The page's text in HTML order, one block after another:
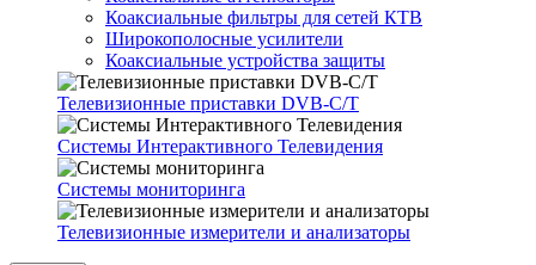
Коаксиальные фильтры для сетей КТВ
Широкополосные усилители
Коаксиальные устройства защиты
Телевизионные приставки DVB-C/T
Системы Интерактивного Телевидения
Системы мониторинга
Телевизионные измерители и анализаторы